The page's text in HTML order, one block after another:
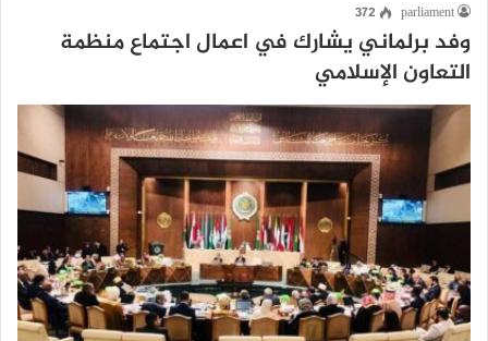
parliament
372
وفد برلماني يشارك في اعمال اجتماع منظمة
التعاون الإسلامي